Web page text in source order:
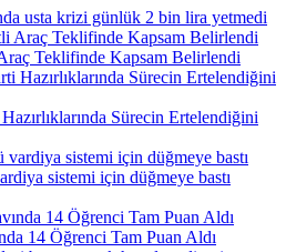
usta krizi günlük 2 bin lira yetmedi
Teklifinde Kapsam Belirlendi
Sürecin Ertelendiğini
sistemi için düğmeye bastı
14 Öğrenci Tam Puan Aldı